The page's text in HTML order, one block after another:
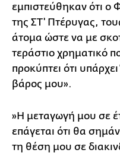
εμπιστεύθηκαν ότι ο
της ΣΤ' Πτέρυγας,
άτομα ώστε να με
τεράστιο χρηματικό
προκύπτει ότι
βάρος μου».
»Η μεταγωγή μου σε
επάγεται ότι θα
τη θέση μου σε